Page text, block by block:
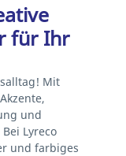
für Ihr
Mit
und
Lyreco
und farbiges